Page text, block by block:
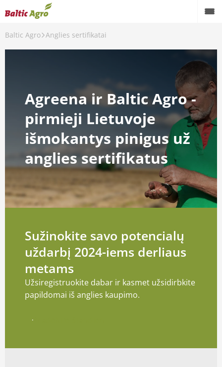
Baltic Agro Anglies sertifikatai
Agreena ir Baltic Agro -
pirmieji Lietuvoje
išmokantys pinigus už
anglies sertifikatus
Sužinokite savo potencialų
uždarbį 2024-iems derliaus
metams
Užsiregistruokite dabar ir kasmet užsidirbkite
papildomai iš anglies kaupimo.
Pradėkite šiandien